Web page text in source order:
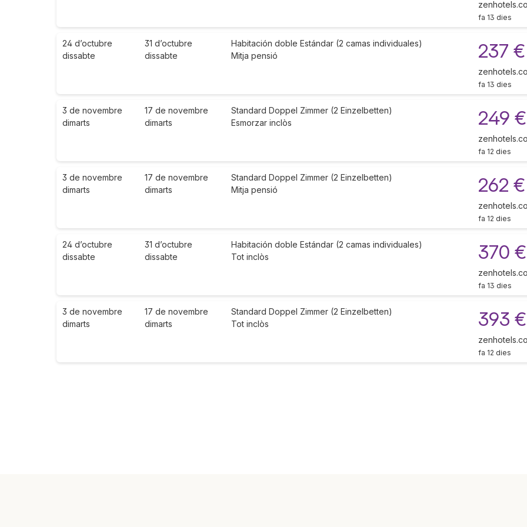
fa 13 dies
24 d’octubre
dissabte
31 d’octubre
dissabte
Habitación doble Estándar (2 camas individuales)
Mitja pensió
237 €
fa 13 dies
3 de novembre
dimarts
17 de novembre
dimarts
Standard Doppel Zimmer (2 Einzelbetten)
Esmorzar inclòs
249 €
fa 12 dies
3 de novembre
dimarts
17 de novembre
dimarts
Standard Doppel Zimmer (2 Einzelbetten)
Mitja pensió
262 €
fa 12 dies
24 d’octubre
dissabte
31 d’octubre
dissabte
Habitación doble Estándar (2 camas individuales)
Tot inclòs
370 €
fa 13 dies
3 de novembre
dimarts
17 de novembre
dimarts
Standard Doppel Zimmer (2 Einzelbetten)
Tot inclòs
393 €
fa 12 dies